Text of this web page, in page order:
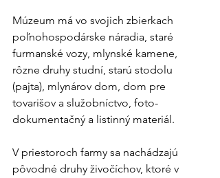
Múzeum má vo svojich zbierkach
poľnohospodárske náradia, staré
furmanské vozy, mlynské kamene,
rôzne druhy studní, starú stodolu
(pajta), mlynárov dom, dom pre
tovarišov a služobníctvo, foto-
dokumentačný a listinný materiál.
V priestoroch farmy sa nachádzajú
pôvodné druhy živočíchov, ktoré v